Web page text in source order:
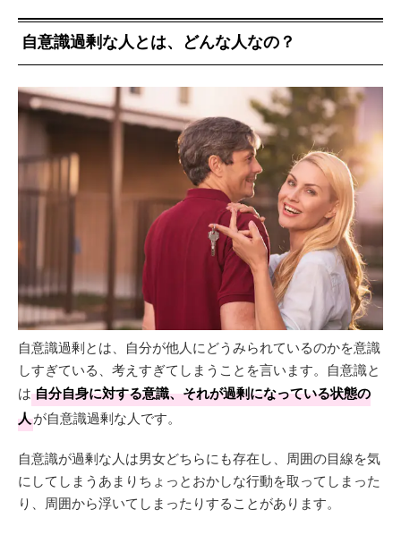
自意識過剰な人とは、どんな人なの？
自意識過剰とは、自分が他人にどうみられているのかを意識
しすぎている、考えすぎてしまうことを言います。自意識と
は 自分自身に対する意識、それが過剰になっている状態の
人が自意識過剰な人です。
自意識が過剰な人は男女どちらにも存在し、周囲の目線を気
にしてしまうあまりちょっとおかしな行動を取ってしまった
り、周囲から浮いてしまったりすることがあります。